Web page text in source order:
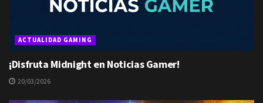
ACTUALIDAD GAMING
¡Disfruta Midnight en Noticias Gamer!
20/03/2026